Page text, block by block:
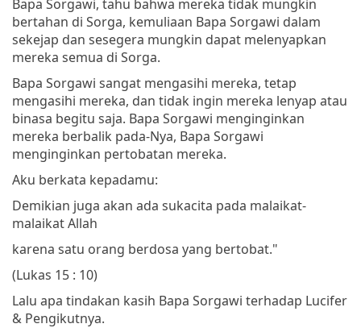
Bapa Sorgawi, tahu bahwa mereka tidak mungkin
bertahan di Sorga, kemuliaan Bapa Sorgawi dalam
sekejap dan sesegera mungkin dapat melenyapkan
mereka semua di Sorga.
Bapa Sorgawi sangat mengasihi mereka, tetap
mengasihi mereka, dan tidak ingin mereka lenyap atau
binasa begitu saja. Bapa Sorgawi menginginkan
mereka berbalik pada-Nya, Bapa Sorgawi
menginginkan pertobatan mereka.
Aku berkata kepadamu:
Demikian juga akan ada sukacita pada malaikat-
malaikat Allah
karena satu orang berdosa yang bertobat."
(Lukas 15 : 10)
Lalu apa tindakan kasih Bapa Sorgawi terhadap Lucifer
& Pengikutnya.